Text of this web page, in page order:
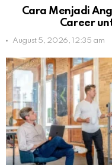
Cara Menjadi
Career
August 5, 2026, 12:35 am